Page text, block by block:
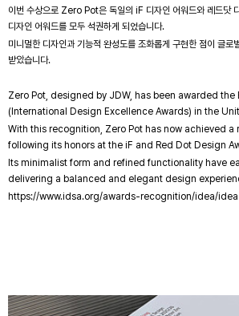
이번 수상으로 Zero Pot은 독일의 iF 디자인 어워드와 레드닷
디자인 어워드를 모두 석권하게 되었습니다.
미니멀한 디자인과 기능적 완성도를 조화롭게 구현한 점이 글로
받았습니다.
Zero Pot, designed by JDW, has been awarded the
(International Design Excellence Awards) in the
With this recognition, Zero Pot has now achieved a
following its honors at the iF and Red Dot Design
Its minimalist form and refined functionality have
delivering a balanced and elegant design
https://www.idsa.org/awards-recognition/idea/